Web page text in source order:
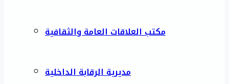
مكتب العلاقات العامة والثقافية
مديرية الرقابة الداخلية